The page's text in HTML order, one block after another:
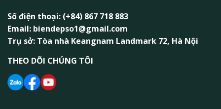
Số điện thoại: (+84) 867 718 883
Email: biendepso1@gmail.com
Trụ sở: Tòa nhà Keangnam Landmark 72, Hà Nội
THEO DÕI CHÚNG TÔI